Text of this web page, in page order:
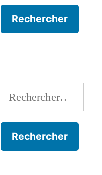
Rechercher :